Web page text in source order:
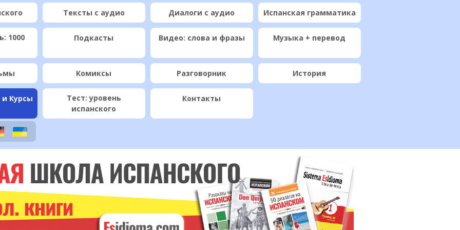
Тексты с аудио Диалоги с аудио Испанская грамматика
1000
Подкасты Видео: слова и фразы Музыка + перевод
Комиксы Разговорник История
и Курсы
Тест: уровень
испанского
Контакты